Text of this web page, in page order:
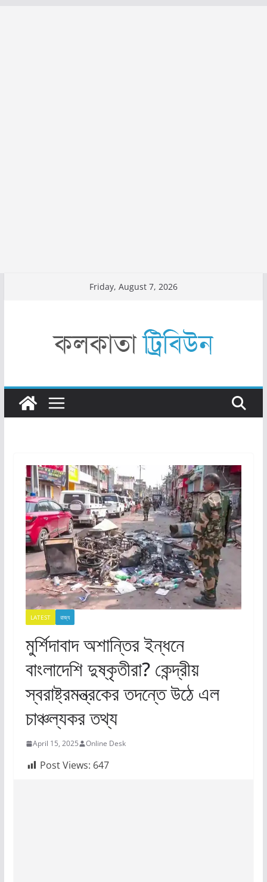
Friday, August 7, 2026
LATEST রাজ্য​
মুর্শিদাবাদ অশান্তির ইন্ধনে
বাংলাদেশি দুষ্কৃতীরা? কেন্দ্রীয়
স্বরাষ্ট্রমন্ত্রকের তদন্তে উঠে এল
চাঞ্চল্যকর তথ্য
April 15, 2025 Online Desk
Post Views: 647